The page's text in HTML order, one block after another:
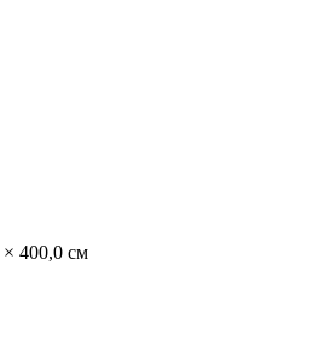
× 400,0 см